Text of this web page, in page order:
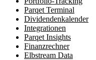
Parqet Terminal
Dividendenkalender
Integrationen
Parqet Insights
Finanzrechner
Elbstream Data